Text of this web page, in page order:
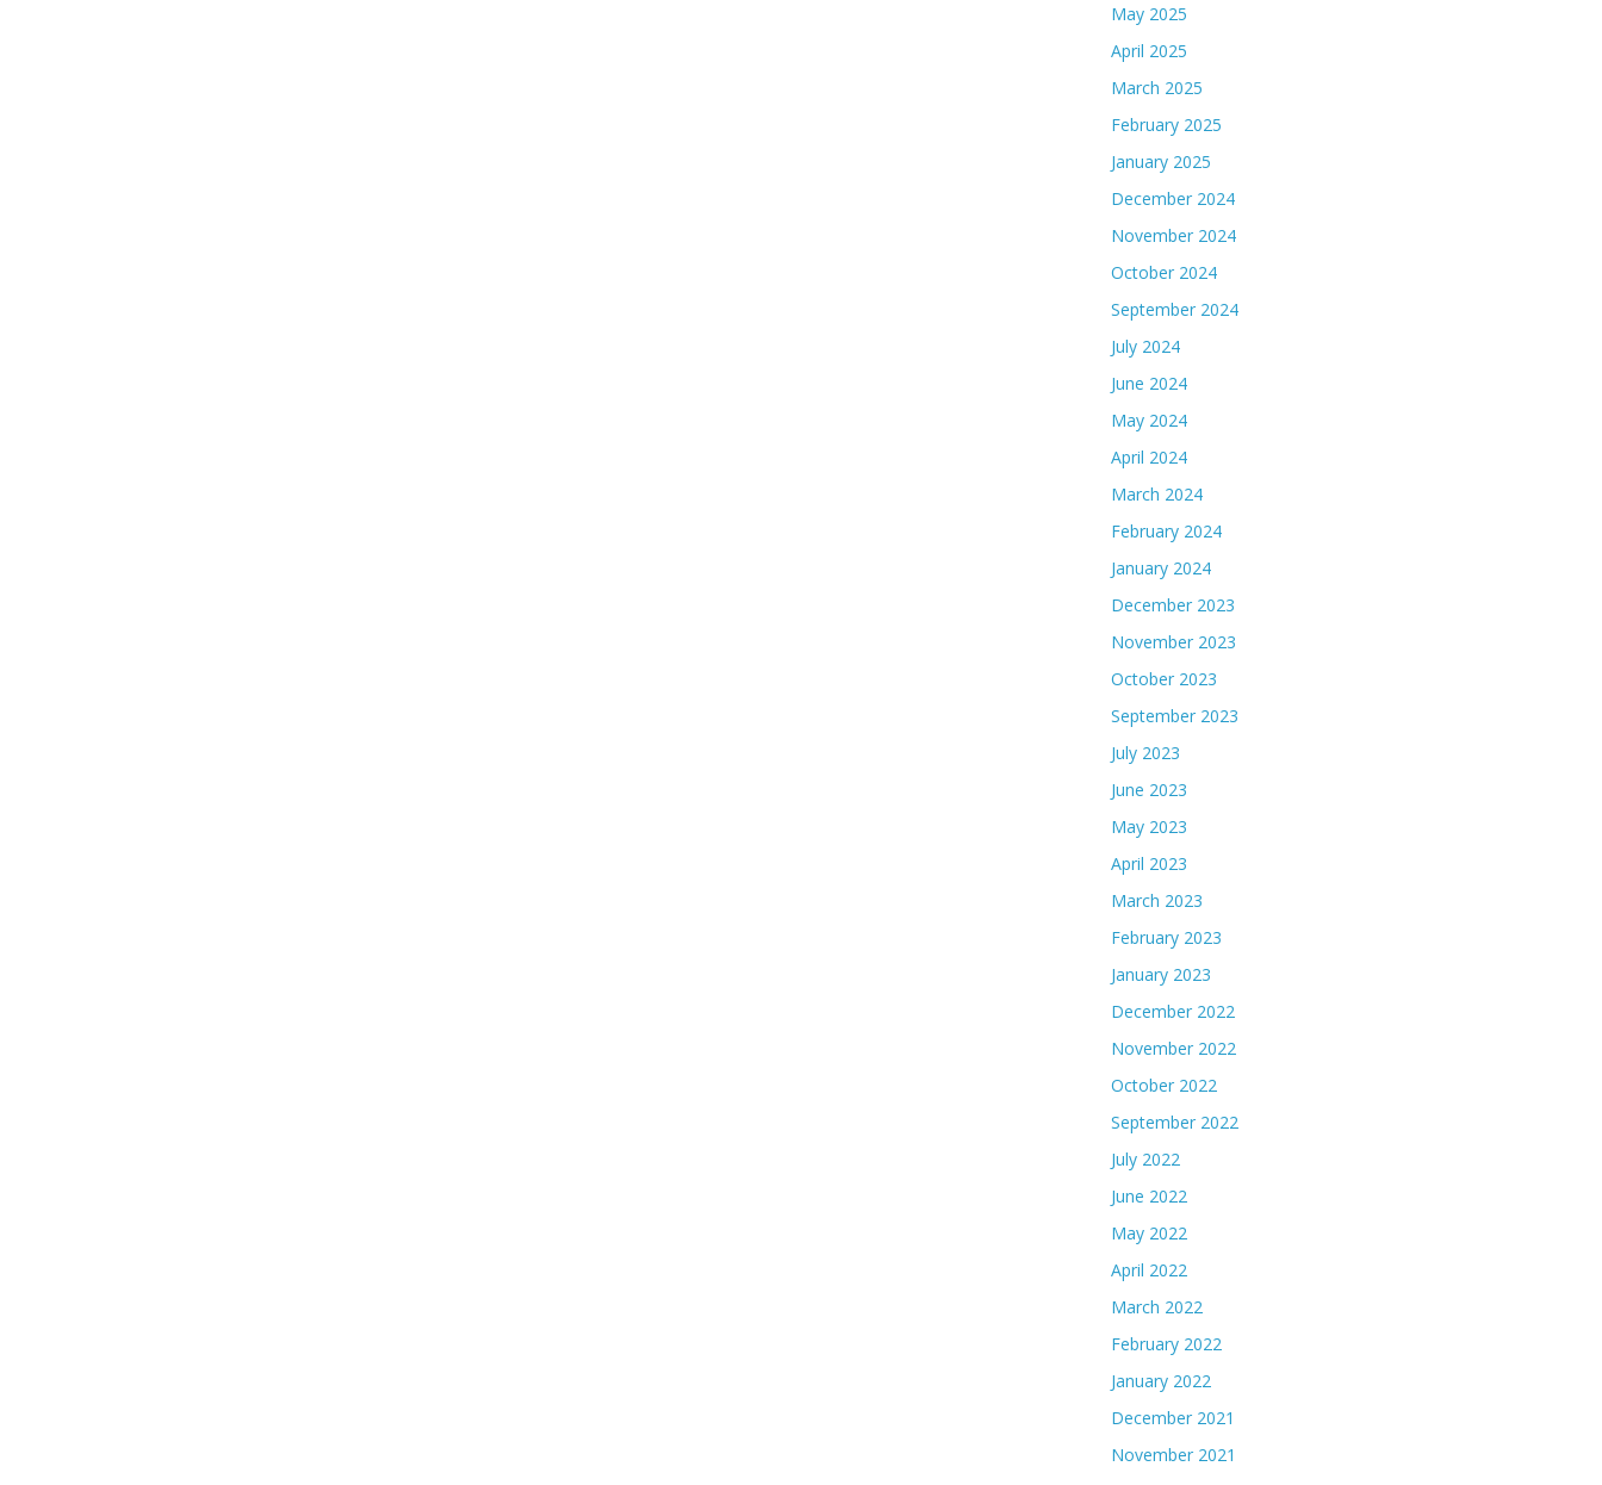
May 2025
April 2025
March 2025
February 2025
January 2025
December 2024
November 2024
October 2024
September 2024
July 2024
June 2024
May 2024
April 2024
March 2024
February 2024
January 2024
December 2023
November 2023
October 2023
September 2023
July 2023
June 2023
May 2023
April 2023
March 2023
February 2023
January 2023
December 2022
November 2022
October 2022
September 2022
July 2022
June 2022
May 2022
April 2022
March 2022
February 2022
January 2022
December 2021
November 2021